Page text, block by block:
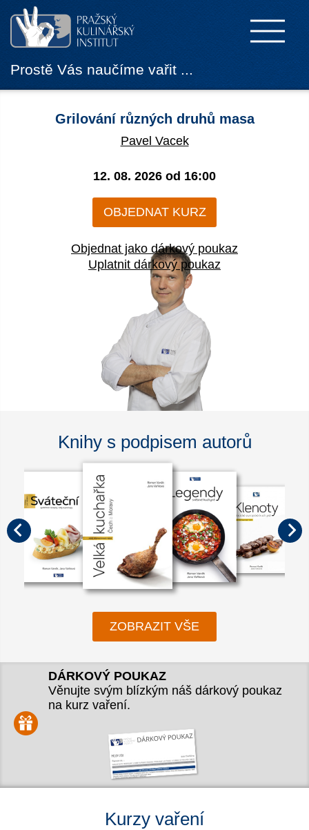
Prostě Vás naučíme vařit ...
Grilování různých druhů masa
Pavel Vacek
12. 08. 2026 od 16:00
OBJEDNAT KURZ
Objednat jako dárkový poukaz
Uplatnit dárkový poukaz
Knihy s podpisem autorů
ZOBRAZIT VŠE
DÁRKOVÝ POUKAZ
Věnujte svým blízkým náš dárkový poukaz
na kurz vaření.
Kurzy vaření